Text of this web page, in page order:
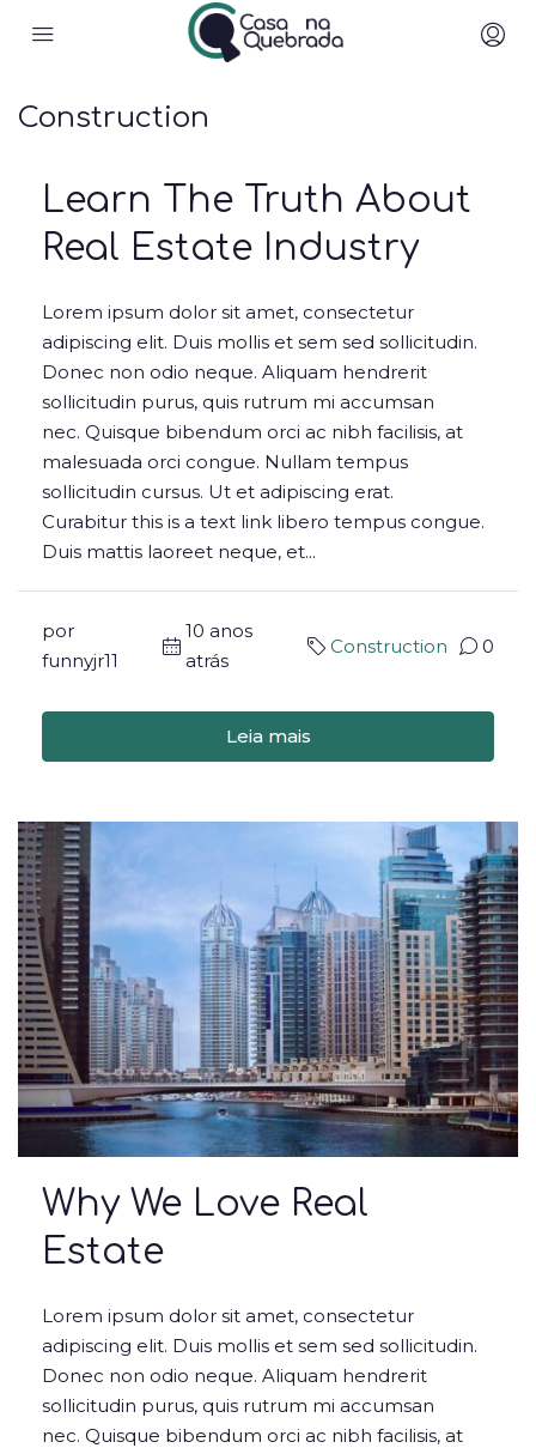
Construction
Learn The Truth About
Real Estate Industry
Lorem ipsum dolor sit amet, consectetur
adipiscing elit. Duis mollis et sem sed sollicitudin.
Donec non odio neque. Aliquam hendrerit
sollicitudin purus, quis rutrum mi accumsan
nec. Quisque bibendum orci ac nibh facilisis, at
malesuada orci congue. Nullam tempus
sollicitudin cursus. Ut et adipiscing erat.
Curabitur this is a text link libero tempus congue.
Duis mattis laoreet neque, et...
por
funnyjr11
10 anos
atrás
Construction 0
Leia mais
Why We Love Real
Estate
Lorem ipsum dolor sit amet, consectetur
adipiscing elit. Duis mollis et sem sed sollicitudin.
Donec non odio neque. Aliquam hendrerit
sollicitudin purus, quis rutrum mi accumsan
nec. Quisque bibendum orci ac nibh facilisis, at